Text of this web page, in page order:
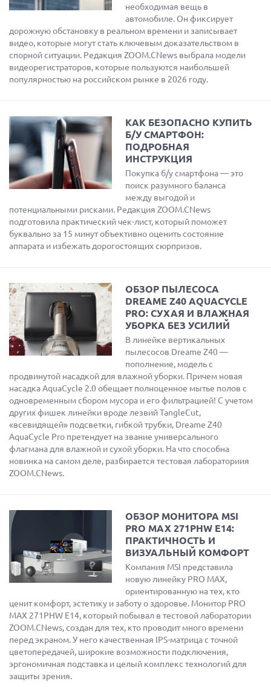
необходимая вещь в
автомобиле. Он фиксирует
дорожную обстановку в реальном времени и записывает
видео, которые могут стать ключевым доказательством в
спорной ситуации. Редакция ZOOM.CNews выбрала модели
видеорегистраторов, которые пользуются наибольшей
популярностью на российском рынке в 2026 году.
КАК БЕЗОПАСНО КУПИТЬ
Б/У СМАРТФОН:
ПОДРОБНАЯ
ИНСТРУКЦИЯ
Покупка б/у смартфона — это
поиск разумного баланса
между выгодой и
потенциальными рисками. Редакция ZOOM.CNews
подготовила практический чек-лист, который поможет
буквально за 15 минут объективно оценить состояние
аппарата и избежать дорогостоящих сюрпризов.
ОБЗОР ПЫЛЕСОСА
DREAME Z40 AQUACYCLE
PRO: СУХАЯ И ВЛАЖНАЯ
УБОРКА БЕЗ УСИЛИЙ
В линейке вертикальных
пылесосов Dreame Z40 —
пополнение, модель с
продвинутой насадкой для влажной уборки. Причем новая
насадка AquaCycle 2.0 обещает полноценное мытье полов с
одновременным сбором мусора и его фильтрацией! С учетом
других фишек линейки вроде лезвий TangleCut,
«всевидящей» подсветки, гибкой трубки, Dreame Z40
AquaCycle Pro претендует на звание универсального
флагмана для влажной и сухой уборки. На что способна
новинка на самом деле, разбирается тестовая лабораториия
ZOOM.CNews.
ОБЗОР МОНИТОРА MSI
PRO MAX 271PHW E14:
ПРАКТИЧНОСТЬ И
ВИЗУАЛЬНЫЙ КОМФОРТ
Компания MSI представила
новую линейку PRO MAX,
ориентированную на тех, кто
ценит комфорт, эстетику и заботу о здоровье. Монитор PRO
MAX 271PHW E14, который побывал в тестовой лаборатории
ZOOM.CNews, создан для тех, кто проводит много времени
перед экраном. У него качественная IPS-матрица с точной
цветопередачей, широкие возможности подключения,
эргономичная подставка и целый комплекс технологий для
защиты зрения.